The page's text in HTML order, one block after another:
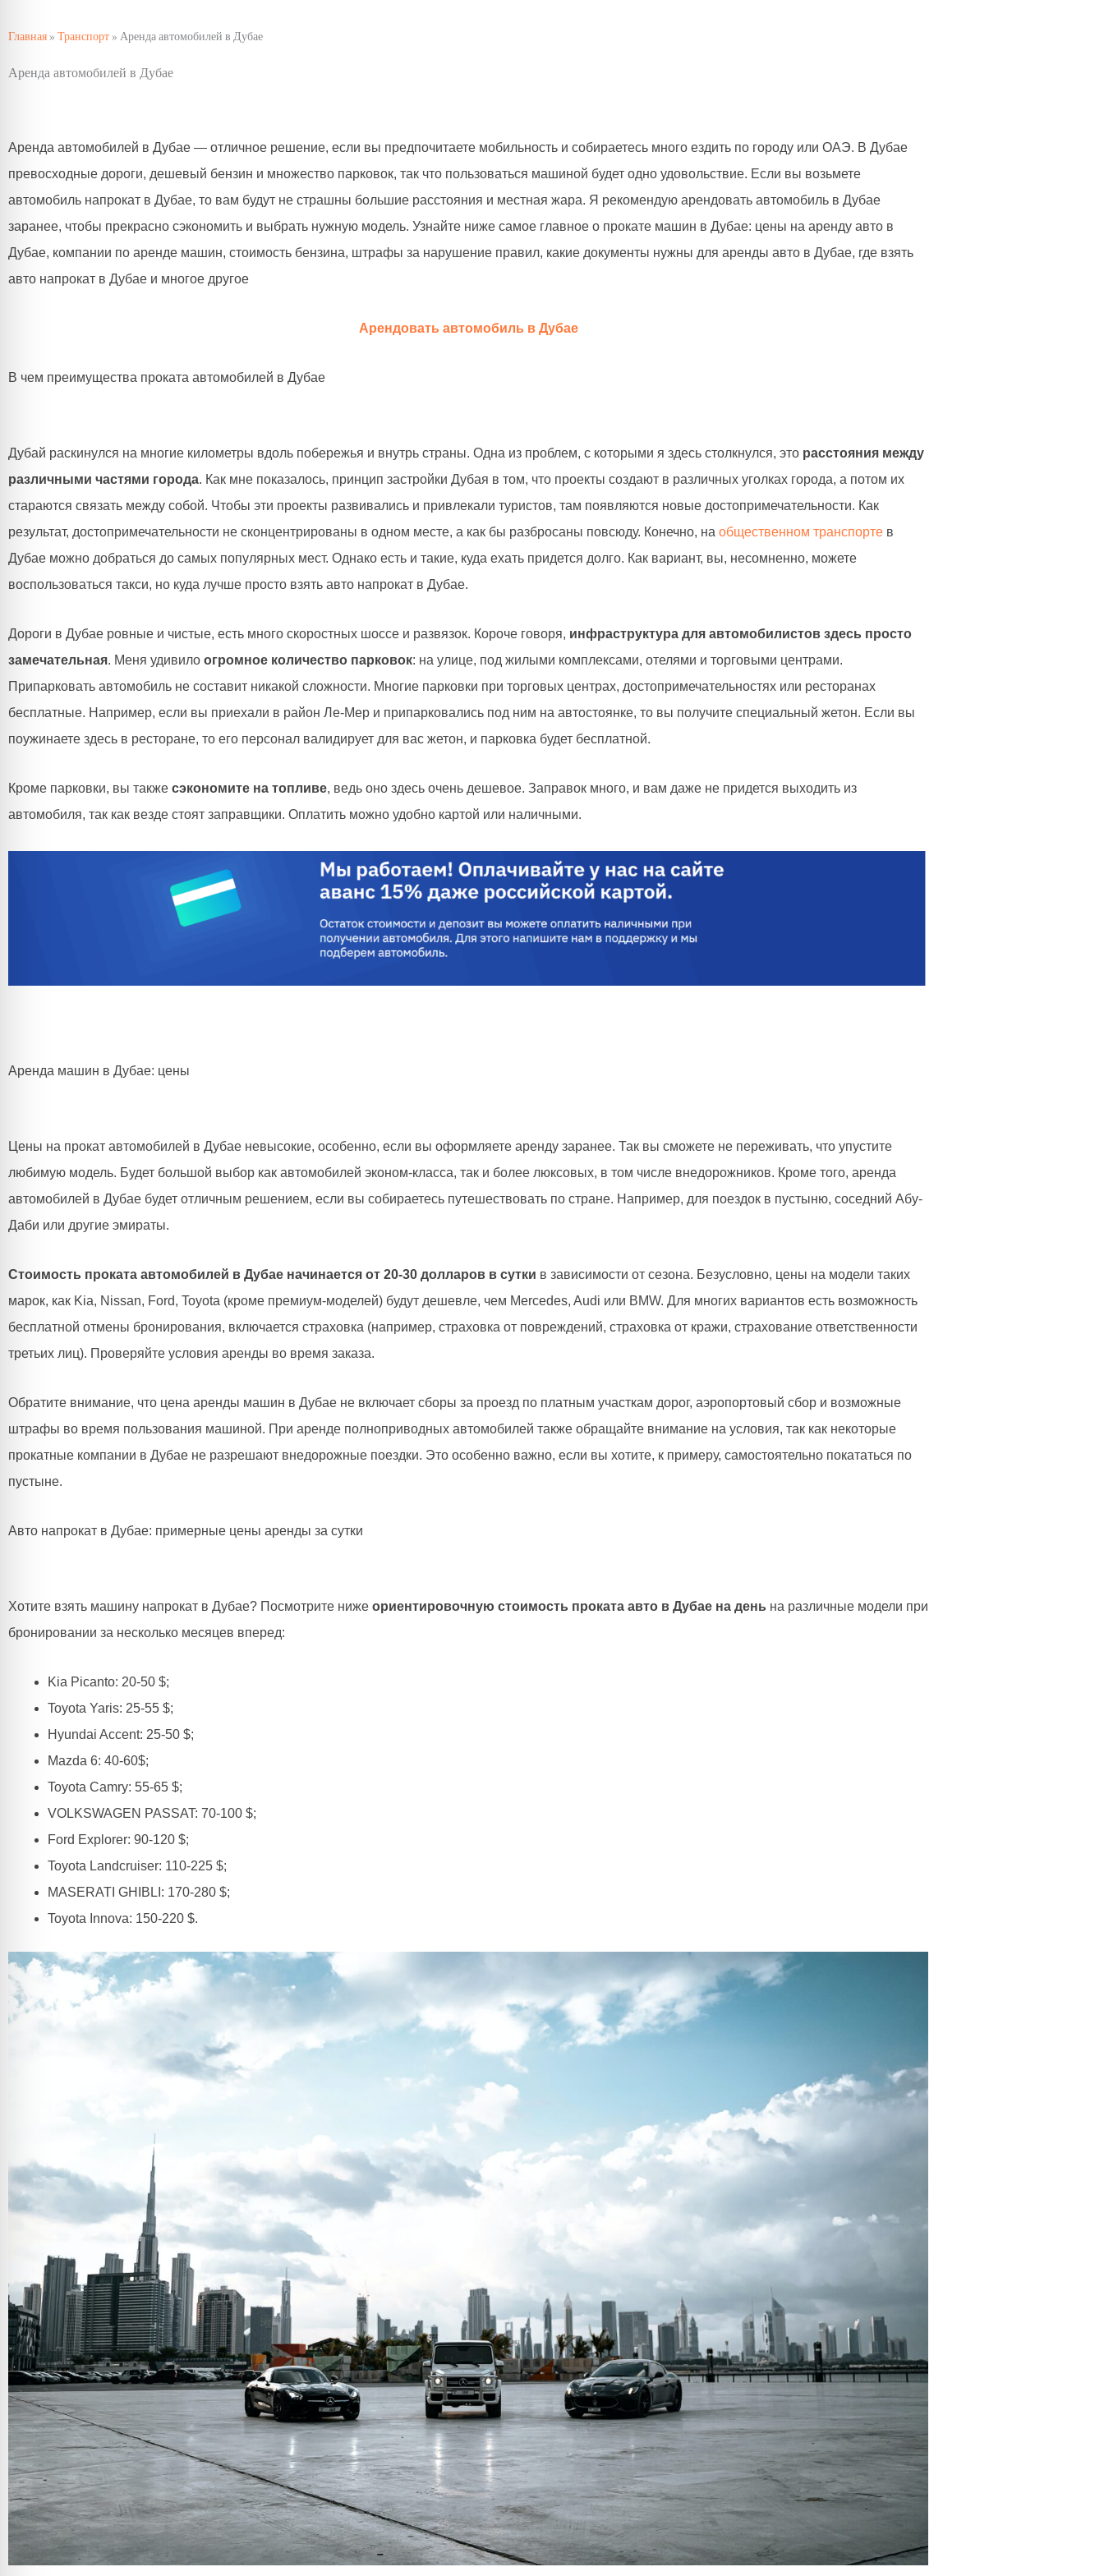
Главная» Транспорт» Аренда автомобилей в Дубае
Аренда автомобилей в Дубае
Аренда автомобилей в Дубае — отличное решение, если вы предпочитаете мобильность и собираетесь много ездить по городу или ОАЭ. В Дубае
превосходные дороги, дешевый бензин и множество парковок, так что пользоваться машиной будет одно удовольствие. Если вы возьмете
автомобиль напрокат в Дубае, то вам будут не страшны большие расстояния и местная жара. Я рекомендую арендовать автомобиль в Дубае
заранее, чтобы прекрасно сэкономить и выбрать нужную модель. Узнайте ниже самое главное о прокате машин в Дубае: цены на аренду авто в
Дубае, компании по аренде машин, стоимость бензина, штрафы за нарушение правил, какие документы нужны для аренды авто в Дубае, где взять
авто напрокат в Дубае и многое другое
Арендовать автомобиль в Дубае
В чем преимущества проката автомобилей в Дубае
Дубай раскинулся на многие километры вдоль побережья и внутрь страны. Одна из проблем, с которыми я здесь столкнулся, это расстояния между
различными частями города. Как мне показалось, принцип застройки Дубая в том, что проекты создают в различных уголках города, а потом их
стараются связать между собой. Чтобы эти проекты развивались и привлекали туристов, там появляются новые достопримечательности. Как
результат, достопримечательности не сконцентрированы в одном месте, а как бы разбросаны повсюду. Конечно, на общественном транспорте в
Дубае можно добраться до самых популярных мест. Однако есть и такие, куда ехать придется долго. Как вариант, вы, несомненно, можете
воспользоваться такси, но куда лучше просто взять авто напрокат в Дубае.
Дороги в Дубае ровные и чистые, есть много скоростных шоссе и развязок. Короче говоря, инфраструктура для автомобилистов здесь просто
замечательная. Меня удивило огромное количество парковок: на улице, под жилыми комплексами, отелями и торговыми центрами.
Припарковать автомобиль не составит никакой сложности. Многие парковки при торговых центрах, достопримечательностях или ресторанах
бесплатные. Например, если вы приехали в район Ле-Мер и припарковались под ним на автостоянке, то вы получите специальный жетон. Если вы
поужинаете здесь в ресторане, то его персонал валидирует для вас жетон, и парковка будет бесплатной.
Кроме парковки, вы также сэкономите на топливе, ведь оно здесь очень дешевое. Заправок много, и вам даже не придется выходить из
автомобиля, так как везде стоят заправщики. Оплатить можно удобно картой или наличными.
Аренда машин в Дубае: цены
Цены на прокат автомобилей в Дубае невысокие, особенно, если вы оформляете аренду заранее. Так вы сможете не переживать, что упустите
любимую модель. Будет большой выбор как автомобилей эконом-класса, так и более люксовых, в том числе внедорожников. Кроме того, аренда
автомобилей в Дубае будет отличным решением, если вы собираетесь путешествовать по стране. Например, для поездок в пустыню, соседний Абу-
Даби или другие эмираты.
Стоимость проката автомобилей в Дубае начинается от 20-30 долларов в сутки в зависимости от сезона. Безусловно, цены на модели таких
марок, как Kia, Nissan, Ford, Toyota (кроме премиум-моделей) будут дешевле, чем Mercedes, Audi или BMW. Для многих вариантов есть возможность
бесплатной отмены бронирования, включается страховка (например, страховка от повреждений, страховка от кражи, страхование ответственности
третьих лиц). Проверяйте условия аренды во время заказа.
Обратите внимание, что цена аренды машин в Дубае не включает сборы за проезд по платным участкам дорог, аэропортовый сбор и возможные
штрафы во время пользования машиной. При аренде полноприводных автомобилей также обращайте внимание на условия, так как некоторые
прокатные компании в Дубае не разрешают внедорожные поездки. Это особенно важно, если вы хотите, к примеру, самостоятельно покататься по
пустыне.
Авто напрокат в Дубае: примерные цены аренды за сутки
Хотите взять машину напрокат в Дубае? Посмотрите ниже ориентировочную стоимость проката авто в Дубае на день на различные модели при
бронировании за несколько месяцев вперед:
Kia Picanto: 20-50 $;
Toyota Yaris: 25-55 $;
Hyundai Accent: 25-50 $;
Mazda 6: 40-60$;
Toyota Camry: 55-65 $;
VOLKSWAGEN PASSAT: 70-100 $;
Ford Explorer: 90-120 $;
Toyota Landcruiser: 110-225 $;
MASERATI GHIBLI: 170-280 $;
Toyota Innova: 150-220 $.